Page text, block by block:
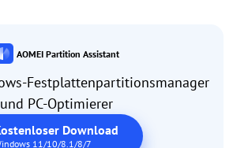
AOMEI Partition Assistant
Festplattenpartitionsmanager
und PC-Optimierer
Download
11/10/8.1/8/7